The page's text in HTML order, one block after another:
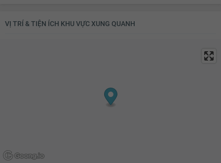
VỊ TRÍ & TIỆN ÍCH KHU VỰC XUNG QUANH